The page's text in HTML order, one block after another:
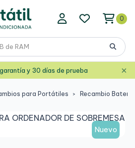
0
y 30 días de prueba ×
para Portátiles Recambio
Nuevo